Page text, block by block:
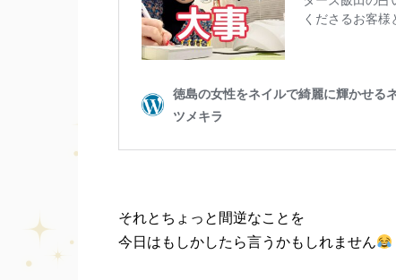
それとちょっと間逆なことを
今日はもしかしたら言うかもしれません